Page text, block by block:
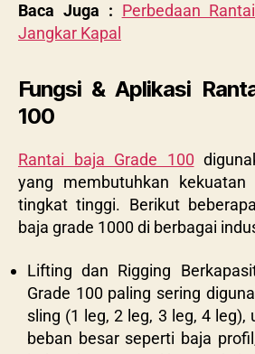
Baca Juga : Perbedaan
Jangkar Kapal
Fungsi & Aplikasi
100
Rantai baja Grade 100
yang membutuhkan kekuatan
tingkat tinggi. Berikut
baja grade 1000 di berbagai
Lifting dan Rigging
Grade 100 paling sering
sling (1 leg, 2 leg, 3 leg, 4
beban besar seperti baja